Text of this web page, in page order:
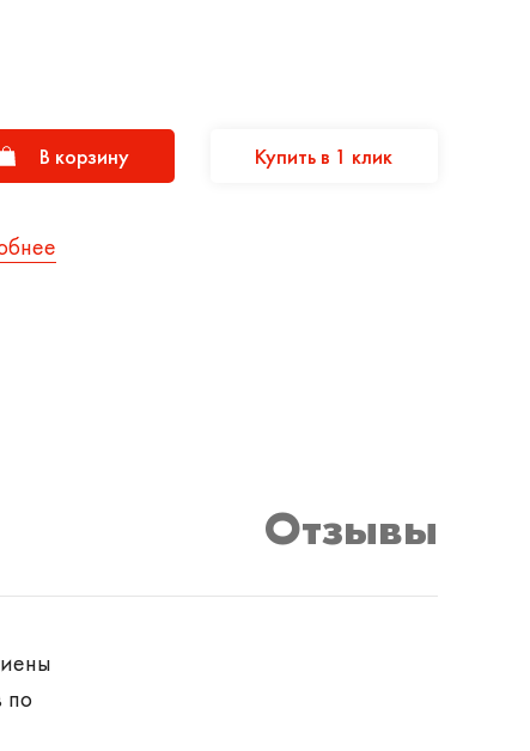
В корзину Купить в 1 клик
Отзывы
по